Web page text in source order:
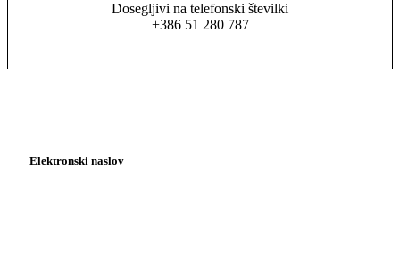
Dosegljivi na telefonski številki
+386 51 280 787
Elektronski naslov